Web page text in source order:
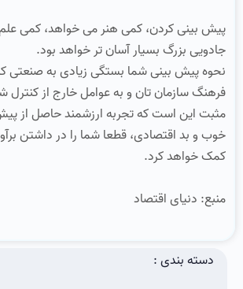
پیش بینی کردن، کمی هنر می خواهد، کمی
جادویی بزرگ بسیار آسان تر خواهد بود.
نحوه پیش بینی شما بستگی زیادی به صنعتی
فرهنگ سازمان تان و به عوامل خارج از کنترل
مثبت این است که تجربه ارزشمند حاصل از
خوب و بد اقتصادی، قطعا شما را در داشتن
کمک خواهد کرد.
منبع: دنیای اقتصاد
دسته بندی :